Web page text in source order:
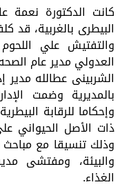
كانت الدكتورة
البيطرى بالغربية، قد
والتفتيش علي اللحوم
العدولي مدير عام
الشربينى عطالله مدير
بالمديرية وضمت
وإحكاما للرقابة
ذات الأصل الحيواني
وذلك تنسيقا مع
والبيئة، ومفتشى
الغذاء.